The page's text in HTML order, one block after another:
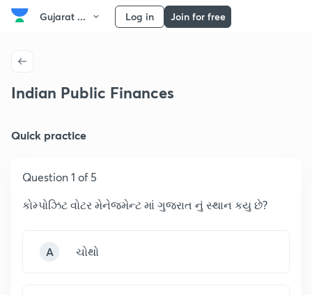
Gujarat ... Log in Join for free
Indian Public Finances
Quick practice
Question 1 of 5
કોમ્પોઝિટ વોટર મેનેજમેન્ટ માં ગુજરાત નું સ્થાન કયુ છે?
A ચોથો